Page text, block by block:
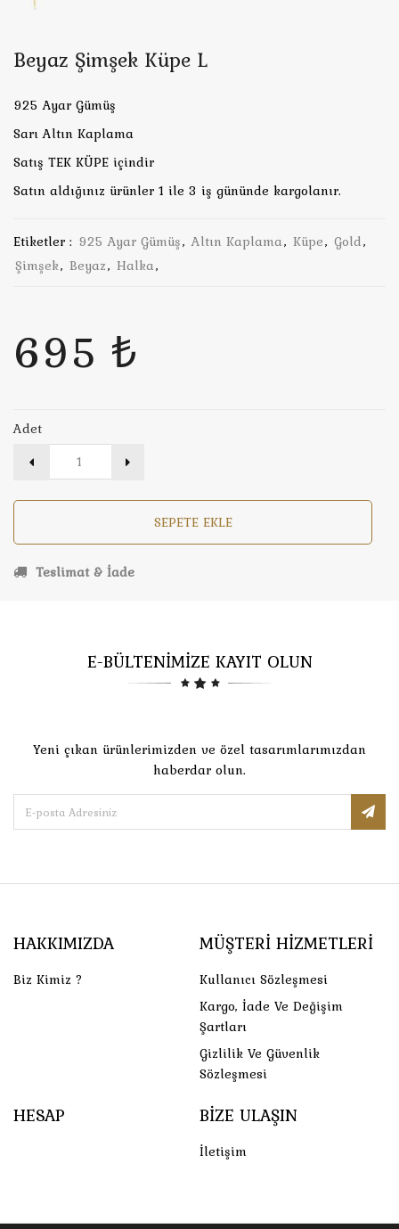
Beyaz Şimşek Küpe L
925 Ayar Gümüş
Sarı Altın Kaplama
Satış TEK KÜPE içindir
Satın aldığınız ürünler 1 ile 3 iş gününde kargolanır.
Etiketler : 925 Ayar Gümüş, Altın Kaplama, Küpe, Gold,
Şimşek, Beyaz, Halka,
695 ₺
Adet
SEPETE EKLE
Teslimat & İade
E-BÜLTENİMİZE KAYIT OLUN
Yeni çıkan ürünlerimizden ve özel tasarımlarımızdan
haberdar olun.
HAKKIMIZDA
Biz Kimiz ?
MÜŞTERI HIZMETLERI
Kullanıcı Sözleşmesi
Kargo, İade Ve Değişim
Şartları
Gizlilik Ve Güvenlik
Sözleşmesi
HESAP BIZE ULAŞIN
İletişim